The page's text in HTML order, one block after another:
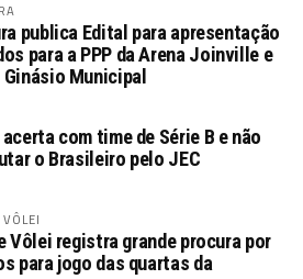
publica Edital para apresentação
para a PPP da Arena Joinville e
Municipal
com time de Série B e não
o Brasileiro pelo JEC
Vôlei registra grande procura por
para jogo das quartas da